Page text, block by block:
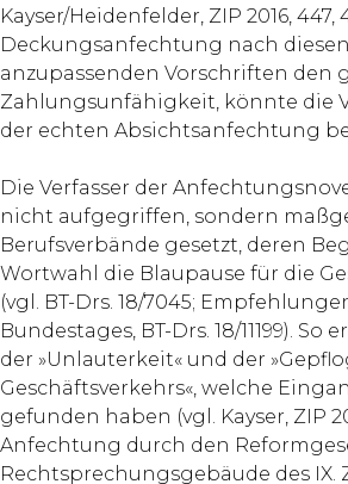
Kayser/Heidenfelder, ZIP 2016, 447,
Deckungsanfechtung nach
anzupassenden Vorschriften den
Zahlungsunfähigkeit, könnte die
der echten Absichtsanfechtung
Die Verfasser der
nicht aufgegriffen, sondern
Berufsverbände gesetzt, deren
Wortwahl die Blaupause für die
(vgl. BT-Drs. 18/7045;
Bundestages, BT-Drs. 18/11199).
der »Unlauterkeit« und der
Geschäftsverkehrs«, welche
gefunden haben (vgl. Kayser, ZIP
Anfechtung durch den
Rechtsprechungsgebäude des IX.